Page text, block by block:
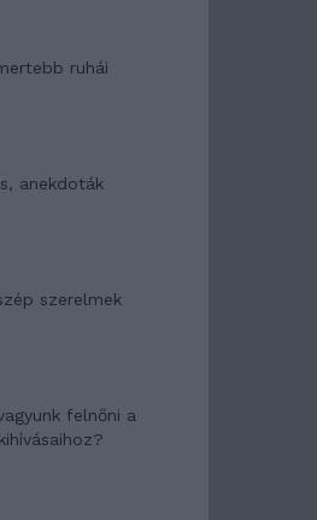
ruhái
anekdoták
szerelmek
felnőni a